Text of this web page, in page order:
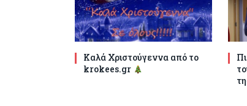
Καλά Χριστούγεννα από το
krokees.gr